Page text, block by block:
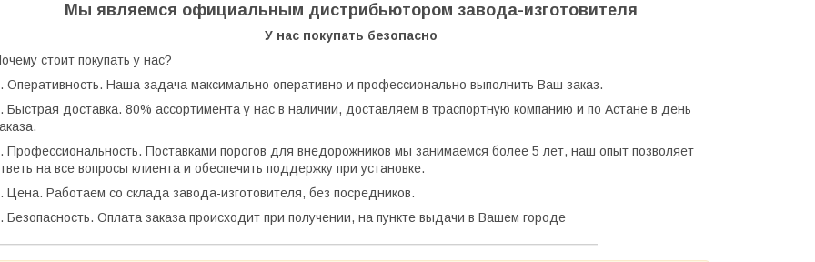
Мы являемся официальным дистрибьютором завода-изготовителя
У нас покупать безопасно
стоит покупать у нас?
Оперативность. Наша задача максимально оперативно и профессионально выполнить Ваш заказ.
Быстрая доставка. 80% ассортимента у нас в наличии, доставляем в траспортную компанию и по Астане в день
Профессиональность. Поставками порогов для внедорожников мы занимаемся более 5 лет, наш опыт позволяет
на все вопросы клиента и обеспечить поддержку при установке.
Цена. Работаем со склада завода-изготовителя, без посредников.
Безопасность. Оплата заказа происходит при получении, на пункте выдачи в Вашем городе